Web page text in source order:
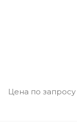
Цена по запросу